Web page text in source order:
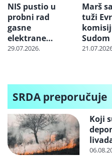
NIS pustio u
probni rad
gasne
elektrane
“Banatsko
29.07.2026.
Marš
tuži
Sudom
EU
SRDA preporučuje
Koji
neko